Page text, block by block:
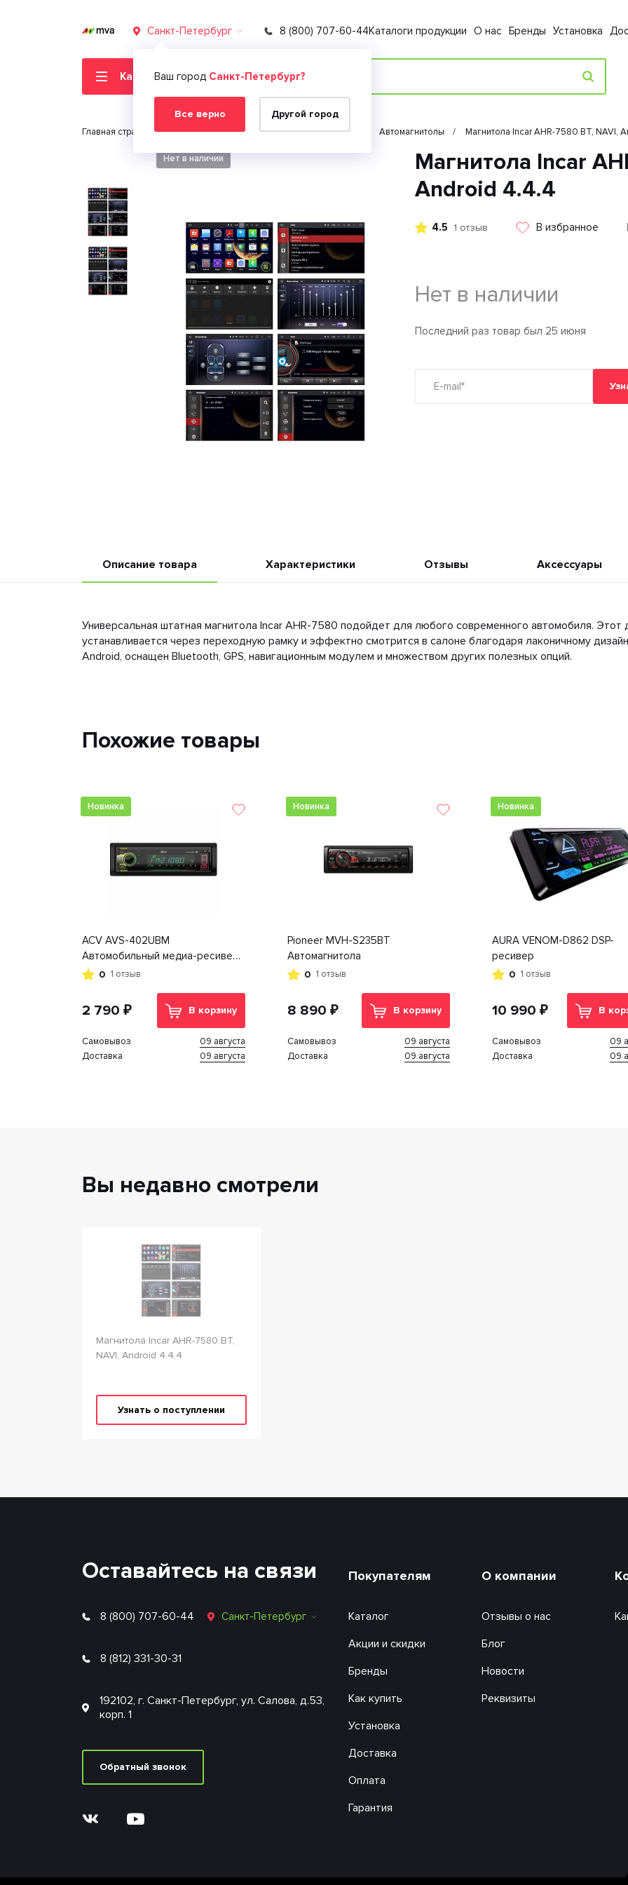
Санкт-Петербург
Ваш город Санкт-Петербург?
Все верно Другой город
8 (800) 707-60-44Каталоги продукции О нас Бренды Установка
Каталог товаров
Главная страница Автомобильная электроника Автозвук Автомагнитолы Магнитола Incar AHR-7580 BT, NAVI,
Нет в наличии
Магнитола Incar
Android 4.4.4
4.5 1 отзыв В избранное
Нет в наличии
Последний раз товар был 25 июня
Описание товара Характеристики Отзывы Аксессуары
Универсальная штатная магнитола Incar AHR-7580 подойдет для любого современного автомобиля. Этот
устанавливается через переходную рамку и эффектно смотрится в салоне благодаря лаконичному
Android, оснащен Bluetooth, GPS, навигационным модулем и множеством других полезных опций.
Похожие товары
Новинка
ACV AVS-402UBM
Автомобильный медиа-ресивер
с Bluetooth USB, SD, USB Type-C
0 1 отзыв
2 790 ₽ В корзину
Cамовывоз
09 августа
Доставка
09 августа
Новинка
Pioneer MVH-S235BT
Автомагнитола
0 1 отзыв
8 890 ₽ В корзину
Cамовывоз
09 августа
Доставка
09 августа
Новинка
AURA VENOM-D862 DSP-
ресивер
0 1 отзыв
10 990 ₽ В
Cамовывоз
09
Доставка
09
Вы недавно смотрели
Магнитола Incar AHR-7580 BT,
NAVI, Android 4.4.4
Узнать о поступлении
Оставайтесь на связи
8 (800) 707-60-44 Санкт-Петербург
8 (812) 331-30-31
192102, г. Санкт-Петербург, ул. Салова, д.53,
корп. 1
Обратный звонок
Покупателям
Каталог
Акции и скидки
Бренды
Как купить
Установка
Доставка
Оплата
Гарантия
О компании
Отзывы о нас
Блог
Новости
Реквизиты